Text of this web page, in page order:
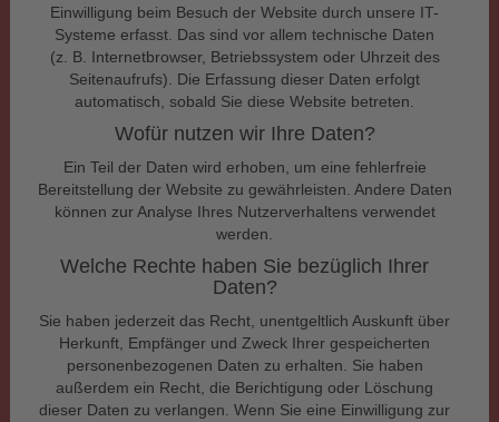
Einwilligung beim Besuch der Website durch unsere IT-
Systeme erfasst. Das sind vor allem technische Daten
(z. B. Internetbrowser, Betriebssystem oder Uhrzeit des
Seitenaufrufs). Die Erfassung dieser Daten erfolgt
automatisch, sobald Sie diese Website betreten.
Wofür nutzen wir Ihre Daten?
Ein Teil der Daten wird erhoben, um eine fehlerfreie
Bereitstellung der Website zu gewährleisten. Andere Daten
können zur Analyse Ihres Nutzerverhaltens verwendet
werden.
Welche Rechte haben Sie bezüglich Ihrer
Daten?
Sie haben jederzeit das Recht, unentgeltlich Auskunft über
Herkunft, Empfänger und Zweck Ihrer gespeicherten
personenbezogenen Daten zu erhalten. Sie haben
außerdem ein Recht, die Berichtigung oder Löschung
dieser Daten zu verlangen. Wenn Sie eine Einwilligung zur